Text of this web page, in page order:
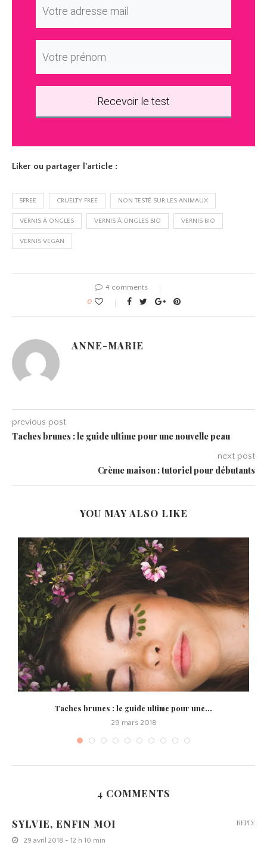
Recevoir le test
Liker ou partager l'article :
5FREE CRUELTY FREE NON TESTÉ SUR LES ANIMAUX
VERNIS À ONGLES VERNIS À ONGLES BIO VERNIS BIO
VERNIS VEGAN
4 comments
0
ANNE-MARIE
previous post
Taches brunes : le guide ultime pour une nouvelle peau
next post
Crème maison : tutoriel pour débutants
YOU MAY ALSO LIKE
Taches brunes : le guide ultime pour une...
29 mars 2018
4 COMMENTS
SYLVIE, ENFIN MOI
29 avril 2018 - 12 h 10 min
REPLY